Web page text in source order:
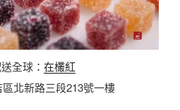
全球： 在欉紅
北新路三段213號一樓